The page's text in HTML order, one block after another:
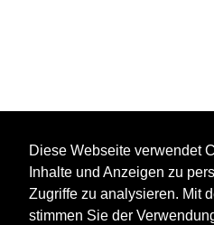
Diese Webseite verwendet
Inhalte und Anzeigen zu
Zugriffe zu analysieren. Mit
stimmen Sie der